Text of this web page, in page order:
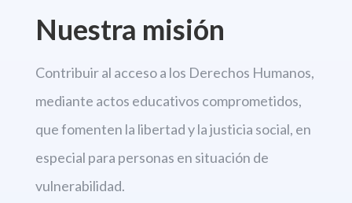
Nuestra misión
Contribuir al acceso a los Derechos Humanos,
mediante actos educativos comprometidos,
que fomenten la libertady la justicia social, en
especial para personas en situación de
vulnerabilidad.